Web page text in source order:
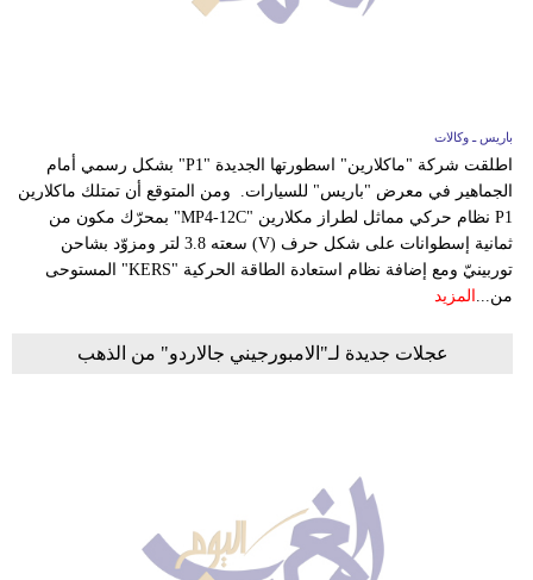
باريس ـ وكالات
اطلقت شركة "ماكلارين" اسطورتها الجديدة "P1" بشكل رسمي أمام
الجماهير في معرض "باريس" للسيارات. ومن المتوقع أن تمتلك ماكلارين
P1 نظام حركي مماثل لطراز مكلارين "MP4-12C" بمحرّك مكون من
ثمانية إسطوانات على شكل حرف (V) سعته 3.8 لتر ومزوّد بشاحن
توربينيّ ومع إضافة نظام استعادة الطاقة الحركية "KERS" المستوحى
من...
المزيد
عجلات جديدة لـ"الامبورجيني جالاردو" من الذهب